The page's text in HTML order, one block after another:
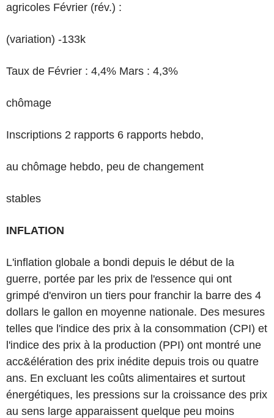
agricoles Février (rév.) :
(variation) -133k
Taux de Février : 4,4% Mars : 4,3%
chômage
Inscriptions 2 rapports 6 rapports hebdo,
au chômage hebdo, peu de changement
stables
INFLATION
L'inflation globale a bondi depuis le début de la
guerre, portée par les prix de l'essence qui ont
grimpé d'environ un tiers pour franchir la barre des 4
dollars le gallon en moyenne nationale. Des mesures
telles que l'indice des prix à la consommation (CPI) et
l'indice des prix à la production (PPI) ont montré une
acc&élération des prix inédite depuis trois ou quatre
ans. En excluant les coûts alimentaires et surtout
énergétiques, les pressions sur la croissance des prix
au sens large apparaissent quelque peu moins